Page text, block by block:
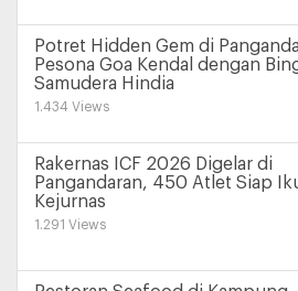
Potret Hidden Gem di
Pesona Goa Kendal dengan
Samudera Hindia
1.434 Views
Rakernas ICF 2026 Digelar di
Pangandaran, 450 Atlet Siap
Kejurnas
1.291 Views